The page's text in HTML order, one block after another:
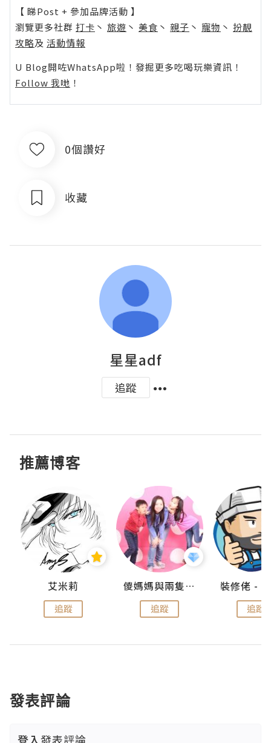
【 睇Post + 參加品牌活動 】
瀏覽更多社群 打卡 丶 旅遊 丶 美食 丶 親子 丶 寵物 丶 扮靚
攻略及 活動情報
U Blog開咗WhatsApp啦！發掘更多吃喝玩樂資訊！
Follow 我哋 ！
0個讚好
收藏
星星adf
追蹤
推薦博客
艾米莉
追蹤
儍媽媽與兩隻小魔怪之家
追蹤 追蹤
發表評論
登入發表評論